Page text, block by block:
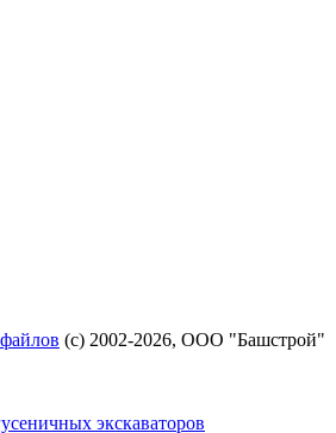
(с) 2002-2026, ООО "Башстрой"
экскаваторов